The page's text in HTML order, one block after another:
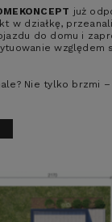
już
w działkę,
do domu i
względem
Nie tylko brzmi
budowy
wśród
Cenią je
solidność i
Ale również
część prac